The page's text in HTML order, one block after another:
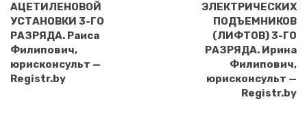
АЦЕТИЛЕНОВОЙ
УСТАНОВКИ 3-ГО
РАЗРЯДА. Раиса
Филипович,
юрисконсульт —
Registr.by
ЭЛЕКТРИЧЕСКИХ
ПОДЪЕМНИКОВ
(ЛИФТОВ) 3-ГО
РАЗРЯДА. Ирина
Филипович,
юрисконсульт —
Registr.by